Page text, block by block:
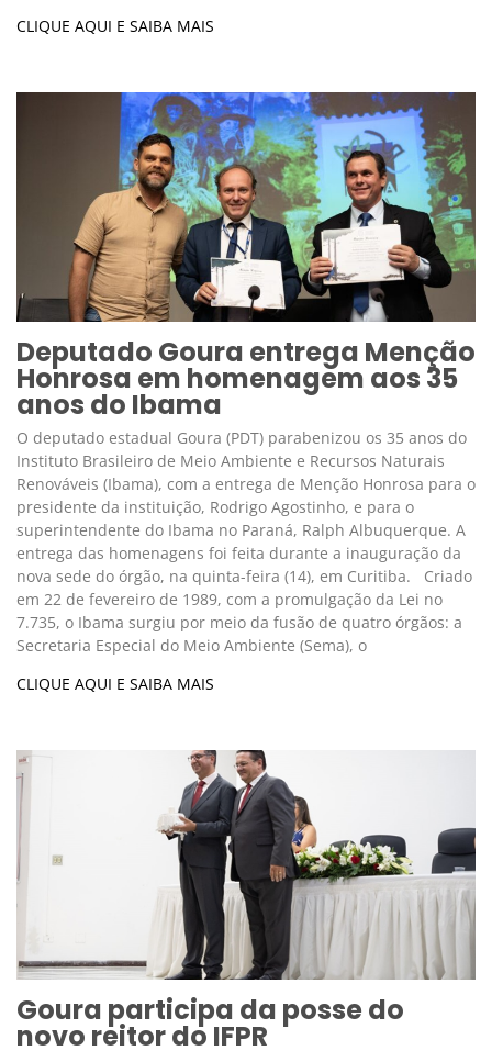
CLIQUE AQUI E SAIBA MAIS
Deputado Goura entrega Menção
Honrosa em homenagem aos 35
anos do Ibama
O deputado estadual Goura (PDT) parabenizou os 35 anos do
Instituto Brasileiro de Meio Ambiente e Recursos Naturais
Renováveis (Ibama), com a entrega de Menção Honrosa para o
presidente da instituição, Rodrigo Agostinho, e para o
superintendente do Ibama no Paraná, Ralph Albuquerque. A
entrega das homenagens foi feita durante a inauguração da
nova sede do órgão, na quinta-feira (14), em Curitiba. Criado
em 22 de fevereiro de 1989, com a promulgação da Lei no
7.735, o Ibama surgiu por meio da fusão de quatro órgãos: a
Secretaria Especial do Meio Ambiente (Sema), o
CLIQUE AQUI E SAIBA MAIS
Goura participa da posse do
novo reitor do IFPR